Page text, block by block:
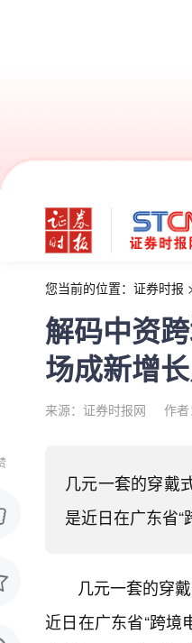
您当前的位置： 证券时报
解码中资
场成新增长
来源：证券时报网 作
几元一套的穿戴
是近日在广东省
几元一套的穿
近日在广东省“跨